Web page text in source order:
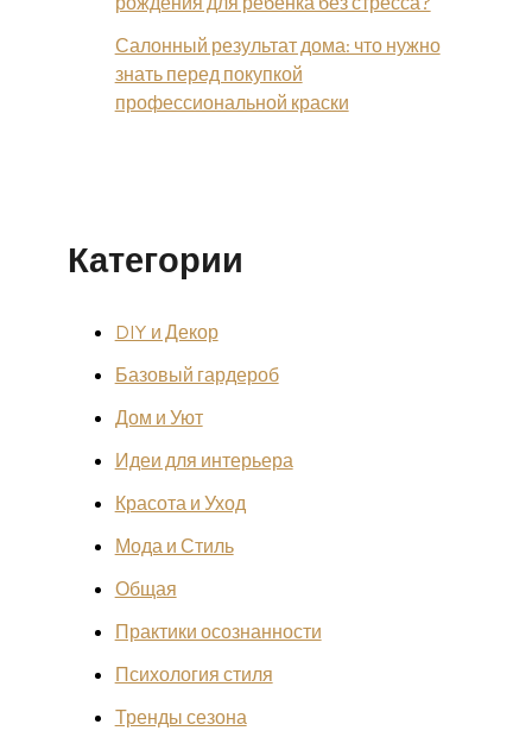
Салонный результат дома: что нужно
знать перед покупкой
профессиональной краски
Категории
DIY и Декор
Базовый гардероб
Дом и Уют
Идеи для интерьера
Красота и Уход
Мода и Стиль
Общая
Практики осознанности
Психология стиля
Тренды сезона